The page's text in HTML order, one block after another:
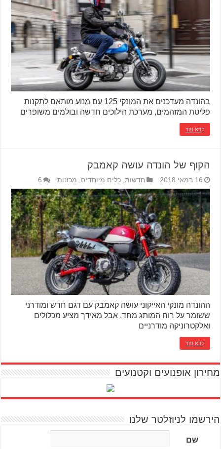
בהונדה מעדכנים את המונקי 125 עם מנוע מותאם לתקנות
פליטת המזהמים, מערכת הילוכים חדשה ובולמים משופרים
קרא עוד
הקוף של הונדה עושה קאמבק
16 במאי 2018 חדשות,כלים מיוחדים, מכונות 6
ההונדה מונקי האייקוני עושה קאמבק עם דגם חדש ומודרני
ששומר על רוח המותג מחד, אבל מאידך מציע מכלולים
ואלקטרוניקה מודרניים
קרא עוד
מחירון אופנועים וקטנועים
הירשמו לניוזלטר שלנו
שם